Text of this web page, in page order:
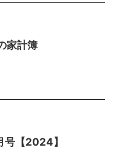
家計簿
号【2024】